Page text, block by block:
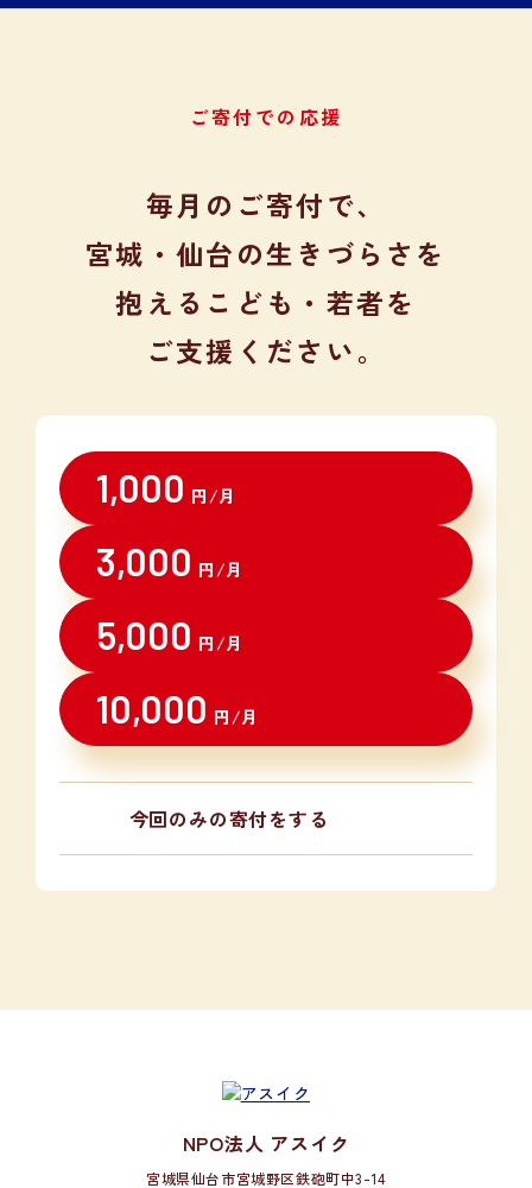
ご寄付での応援
毎月のご寄付で、
宮城・仙台の生きづらさを
抱える こども・若者を
ご支援ください。
1,000 円/月
3,000 円/月
5,000 円/月
10,000 円/月
今回のみの寄付をする
NPO法人 アスイク
宮城県仙台市宮城野区鉄砲町中3-14